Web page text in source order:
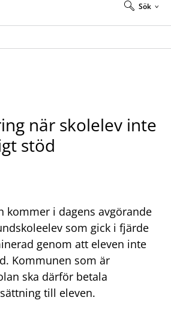
Sök
när skolelev inte
stöd
kommer i dagens avgörande
som gick i fjärde
genom att eleven inte
Kommunen som är
ska därför betala
till eleven.